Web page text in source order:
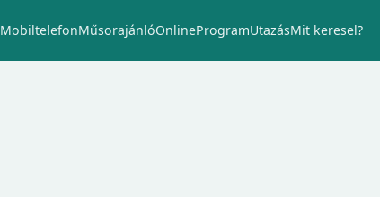
MobiltelefonMűsorajánlóOnlineProgramUtazásMit keresel?